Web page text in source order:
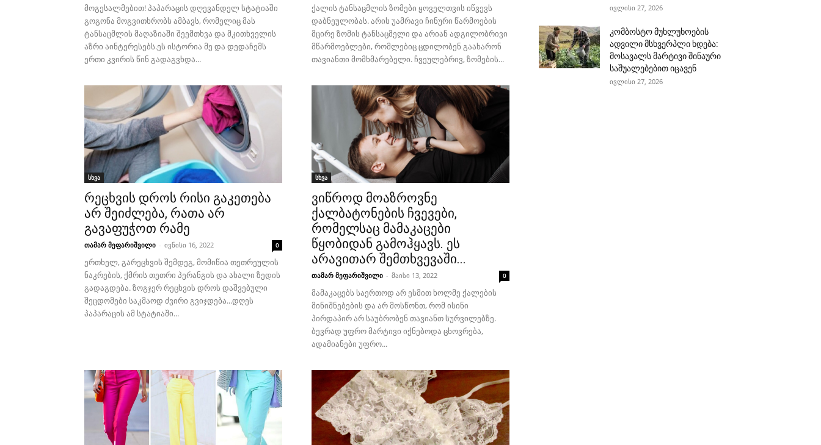
მოგესალმებით! პაპარაცის დღევანდელ სტატიაში
გოგონა მოგვითხრობს ამბავს, რომელიც მას
ტანსაცმლის მაღაზიაში შეემთხვა და მკითხველის
აზრი აინტერესებს.ეს ისტორია მე და დედაჩემს
ერთი კვირის წინ გადაგვხდა...
ქალის ტანსაცმლის ზომები ყოველთვის იწვევს
დაბნეულობას. არის უამრავი ჩინური წარმოების
მცირე ზომის ტანსაცმელი და არიან ადგილობრივი
მწარმოებლები, რომლებიც ცდილობენ გაახარონ
თავიანთი მომხმარებელი. ჩვეულებრივ, ზომების...
სხვა
რეცხვის დროს რისი გაკეთება
არ შეიძლება, რათა არ
გავაფუჭოთ რამე
თამარ მეფარიშვილი - ივნისი 16, 2022 0
ერთხელ, გარეცხვის შემდეგ, მომიწია თეთრეულის
ნაკრების, ქმრის თეთრი პერანგის და ახალი ზედის
გადაგდება. ზოგჯერ რეცხვის დროს დაშვებული
შეცდომები საკმაოდ ძვირი გვიჯდება...დღეს
პაპარაცის ამ სტატიაში...
სხვა
ვიწროდ მოაზროვნე
ქალბატონების ჩვევები,
რომელსაც მამაკაცები
წყობიდან გამოჰყავს. ეს
არავითარ შემთხვევაში...
თამარ მეფარიშვილი - მაისი 13, 2022 0
მამაკაცებს საერთოდ არ ესმით ხოლმე ქალების
მინიშნებების და არ მოსწონთ, რომ ისინი
პირდაპირ არ საუბრობენ თავიანთ სურვილებზე.
ბევრად უფრო მარტივი იქნებოდა ცხოვრება,
ადამიანები უფრო...
ივლისი 27, 2026
კომბოსტო მუხლუხოების
ადვილი მსხვერპლი ხდება:
მოსავალს მარტივი შინაური
საშუალებებით იცავენ
ივლისი 27, 2026